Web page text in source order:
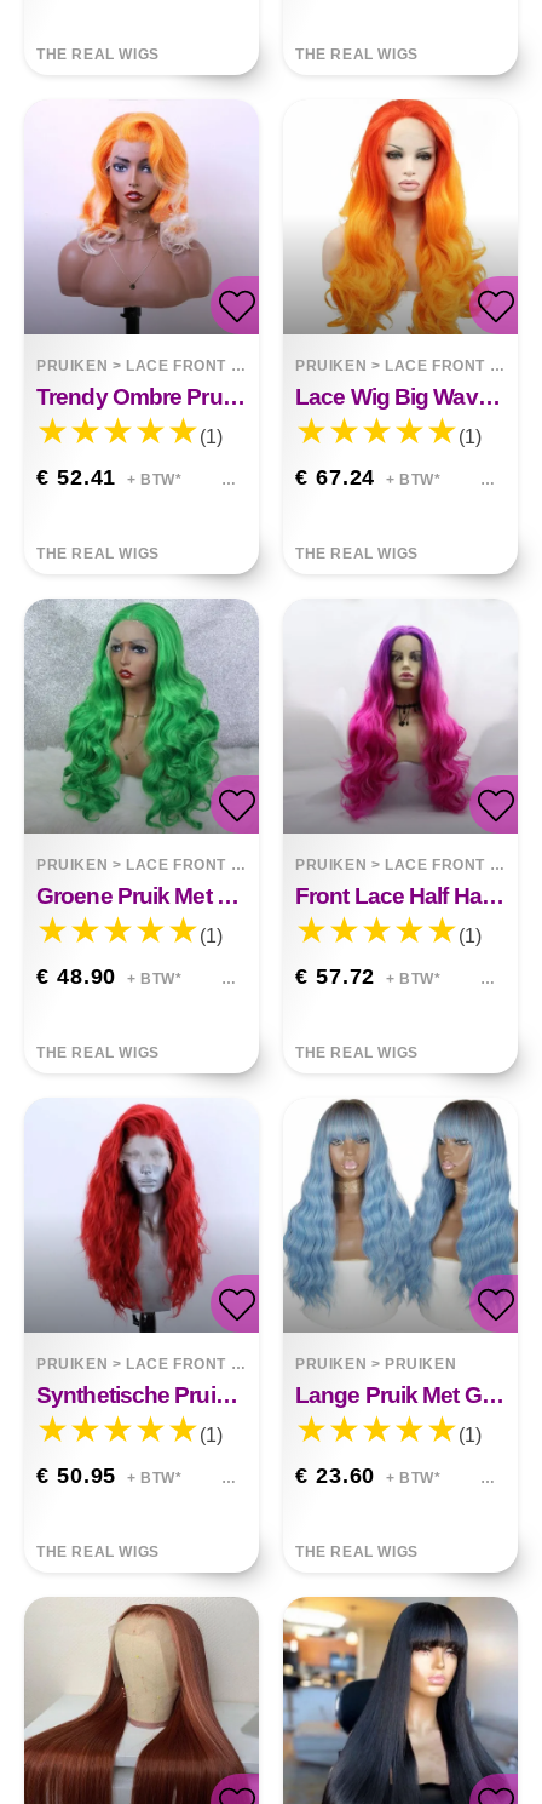
THE REAL WIGS THE REAL WIGS
PRUIKEN > LACE FRONT WIGS
Trendy Ombre Pruik Oranje Wit
(1)
€ 52.41 + BTW*
THE REAL WIGS
PRUIKEN > LACE FRONT WIGS
Lace Wig Big Wave Two Tone Rood Oranje
(1)
€ 67.24 + BTW*
THE REAL WIGS
PRUIKEN > LACE FRONT WIGS
Groene Pruik Met Grote Golvende Voorkant Lace
(1)
€ 48.90 + BTW*
THE REAL WIGS
PRUIKEN > LACE FRONT WIGS
Front Lace Half Hand Haak Kleurverloop Lang Krullend Pruik
(1)
€ 57.72 + BTW*
THE REAL WIGS
PRUIKEN > LACE FRONT WIGS
Synthetische Pruik Met Rode Krullende Voorkant
(1)
€ 50.95 + BTW*
THE REAL WIGS
PRUIKEN > PRUIKEN
Lange Pruik Met Grote Golvende Chemische Vezels
(1)
€ 23.60 + BTW*
THE REAL WIGS